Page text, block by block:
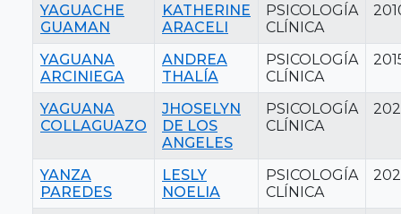
YAGUACHE
GUAMAN
KATHERINE
ARACELI
PSICOLOGÍA
CLÍNICA
YAGUANA
ARCINIEGA
ANDREA
THALÍA
PSICOLOGÍA
CLÍNICA
YAGUANA
COLLAGUAZO
JHOSELYN
DE LOS
ANGELES
PSICOLOGÍA
CLÍNICA
YANZA
PAREDES
LESLY
NOELIA
PSICOLOGÍA
CLÍNICA